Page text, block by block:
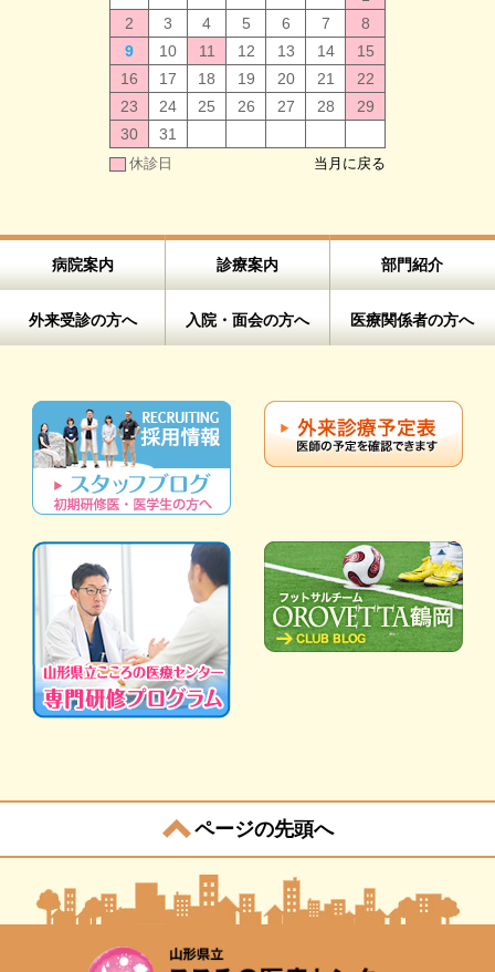
2
3 4 5 6 7
8
9
10 11 12 13 14
15
16
17 18 19 20 21
22
23
24 25 26 27 28
29
30
31
休診日 当月に戻る
病院案内 診療案内 部門紹介
外来受診の方へ 入院・面会の方へ 医療関係者の方へ
ページの先頭へ